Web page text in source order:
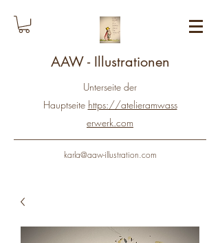
AAW - Illustrationen
Unterseite der
Hauptseite https://atelieramwass
erwerk.com
karla@aaw-illustration.com